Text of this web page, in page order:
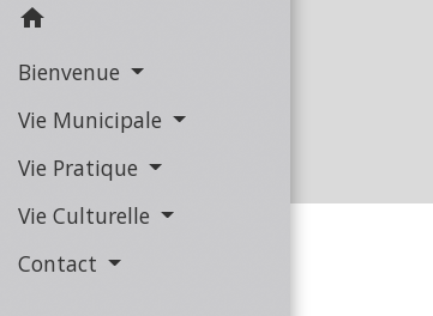
home
Bienvenue
Vie Municipale
Vie Pratique
Vie Culturelle
Contact